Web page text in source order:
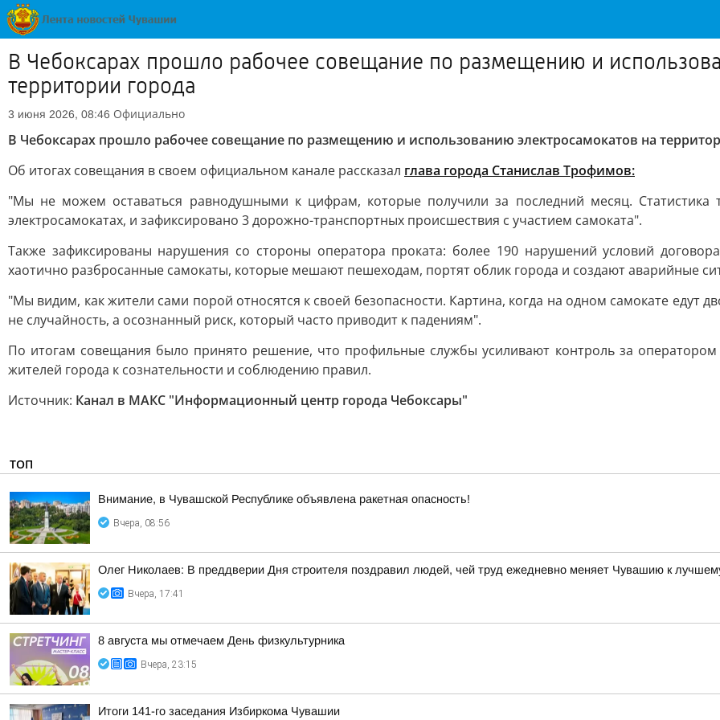
В Чебоксарах прошло рабочее совещание по размещению и
территории города
3 июня 2026, 08:46 Официально
В Чебоксарах прошло рабочее совещание по размещению и использованию электросамокатов на
Об итогах совещания в своем официальном канале рассказал глава города Станислав Трофимов:
"Мы не можем оставаться равнодушными к цифрам, которые получили за последний месяц. Статистика
электросамокатах, и зафиксировано 3 дорожно-транспортных происшествия с участием самоката".
Также зафиксированы нарушения со стороны оператора проката: более 190 нарушений условий
хаотично разбросанные самокаты, которые мешают пешеходам, портят облик города и создают аварийные
"Мы видим, как жители сами порой относятся к своей безопасности. Картина, когда на одном самокате едут
не случайность, а осознанный риск, который часто приводит к падениям".
По итогам совещания было принято решение, что профильные службы усиливают контроль за
жителей города к сознательности и соблюдению правил.
Источник: Канал в МАКС "Информационный центр города Чебоксары"
ТОП
Внимание, в Чувашской Республике объявлена ракетная опасность!
Вчера, 08:56
Олег Николаев: В преддверии Дня строителя поздравил людей, чей труд ежедневно меняет Чувашию к
Вчера, 17:41
8 августа мы отмечаем День физкультурника
Вчера, 23:15
Итоги 141-го заседания Избиркома Чувашии